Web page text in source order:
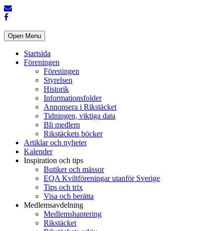
Open Menu
Startsida
Föreningen
Föreningen
Styrelsen
Historik
Informationsfolder
Annonsera i Rikstäcket
Tidningen, viktiga data
Bli medlem
Rikstäckets böcker
Artiklar och nyheter
Kalender
Inspiration och tips
Butiker och mässor
EQA Kviltföreningar utanför Sverige
Tips och trix
Visa och berätta
Medlemsavdelning
Medlemshantering
Rikstäcket